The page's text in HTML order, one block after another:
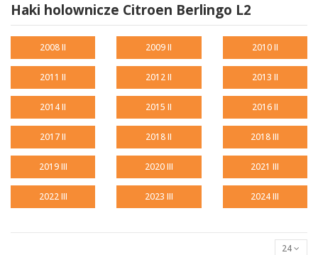
Haki holownicze Citroen Berlingo L2
2008 II 2009 II 2010 II
2011 II 2012 II 2013 II
2014 II 2015 II 2016 II
2017 II 2018 II 2018 III
2019 III 2020 III 2021 III
2022 III 2023 III 2024 III
24